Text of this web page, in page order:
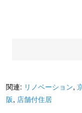
関連: リノベーション,
阪, 店舗付住居